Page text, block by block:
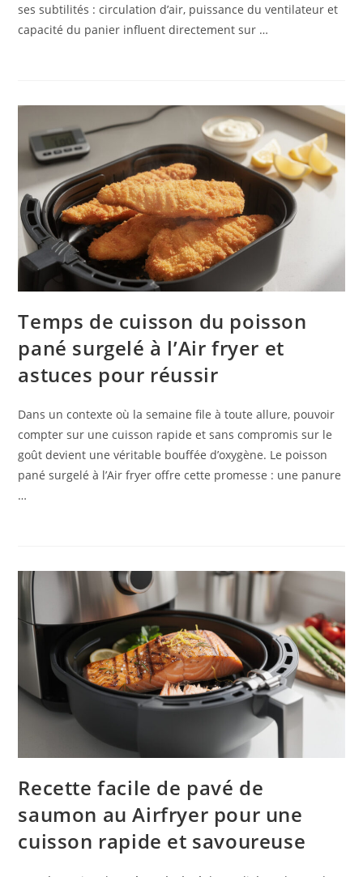
ses subtilités : circulation d’air, puissance du ventilateur et
capacité du panier influent directement sur …
Temps de cuisson du poisson
pané surgelé à l’Air fryer et
astuces pour réussir
Dans un contexte où la semaine file à toute allure, pouvoir
compter sur une cuisson rapide et sans compromis sur le
goût devient une véritable bouffée d’oxygène. Le poisson
pané surgelé à l’Air fryer offre cette promesse : une panure
…
Recette facile de pavé de
saumon au Airfryer pour une
cuisson rapide et savoureuse